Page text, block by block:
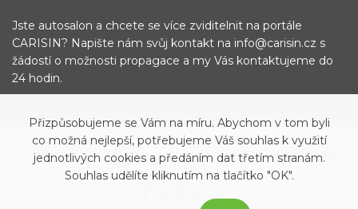
Jste autosalon a chcete se více zviditelnit na portále
CARISIN? Napište nám svůj kontakt na info@carisin.cz s
žádostí o možnosti propagace a my Vás kontaktujeme do
24 hodin.
© 2019 - 2021 Carisin.cz Archiv vozů Facebook
Přizpůsobujeme se Vám na míru. Abychom v tom byli
co možná nejlepší, potřebujeme Váš souhlas k využití
jednotlivých cookies a předáním dat třetím stranám.
Souhlas udělíte kliknutím na tlačítko "OK".